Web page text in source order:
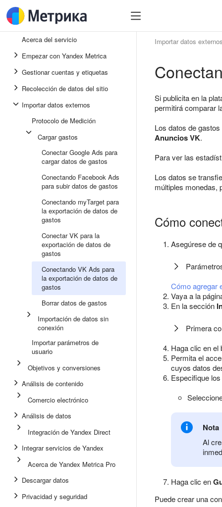
Acerca del servicio
Empezar con Yandex Metrica
Gestionar cuentas y etiquetas
Recolección de datos del sitio
Importar datos externos
Protocolo de Medición
Cargar gastos
Conectar Google Ads para
cargar datos de gastos
Conectando Facebook Ads
para subir datos de gastos
Conectando myTarget para
la exportación de datos de
gastos
Conectar VK para la
exportación de datos de
gastos
Conectando VK Ads para
la exportación de datos de
gastos
Borrar datos de gastos
Importación de datos sin
conexión
Importar parámetros de
usuario
Objetivos y conversiones
Análisis de contenido
Comercio electrónico
Análisis de datos
Integración de Yandex Direct
Integrar servicios de Yandex
Acerca de Yandex Metrica Pro
Descargar datos
Privacidad y seguridad
Importar datos
Si publicita en la
permitirá comparar
Los datos de
Anuncios VK.
Para ver las
Los datos se
múltiples monedas,
Cómo
Asegúrese de
Cómo agregar
Vaya a la
En la sección
Primera
Haga clic en el
Permita el
cuyos datos
Especifique
Nota
Al
Haga clic en
Puede crear una